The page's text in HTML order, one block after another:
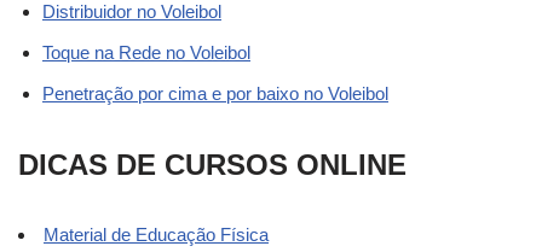
Distribuidor no Voleibol
Toque na Rede no Voleibol
Penetração por cima e por baixo no Voleibol
DICAS DE CURSOS ONLINE
Material de Educação Física